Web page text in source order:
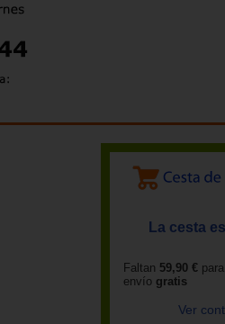
La cesta
Faltan 59,90 €
envío gratis
Ver